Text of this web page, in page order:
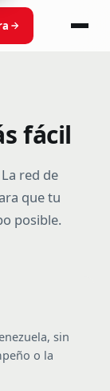
fácil
red de
que tu
posible.
sin
o la